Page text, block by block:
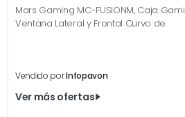
Mars Gaming MC-FUSIONM, Caja
Ventana Lateral y Frontal Curvo de
Vendido porInfopavon
Ver más ofertas